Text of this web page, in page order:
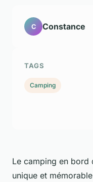
Le camping en bord
unique et
C Constance
TAGS
Camping